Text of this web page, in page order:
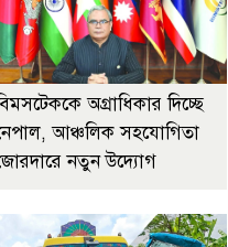
অগ্রাধিকার দিচ্ছে
আঞ্চলিক সহযোগিতা
নতুন উদ্যোগ